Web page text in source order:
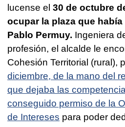
lucense el 30 de octubre
ocupar la plaza que
Pablo Permuy. Ingeniera
profesión, el alcalde le
Cohesión Territorial (rural),
diciembre, de la mano del
que dejaba las
conseguido permiso de la
de Intereses para poder